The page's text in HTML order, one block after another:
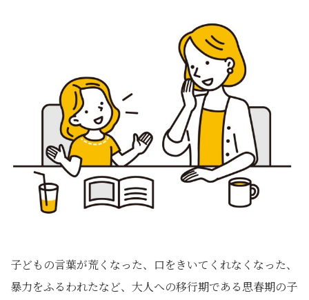
子どもの言葉が荒くなった、口をきいてくれなくなった、
暴力をふるわれたなど、大人への移行期である思春期の子